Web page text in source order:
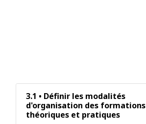
3.1 • Définir les modalités
d'organisation des formations
théoriques et pratiques